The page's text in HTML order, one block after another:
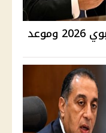
موقف ترحيل إجازة المولد النبوي 2026 وموعد